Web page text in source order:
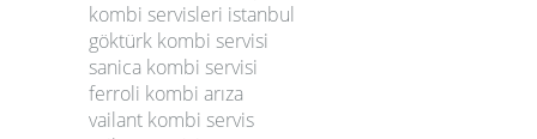
kombi servisleri istanbul
göktürk kombi servisi
sanica kombi servisi
ferroli kombi arıza
vailant kombi servis